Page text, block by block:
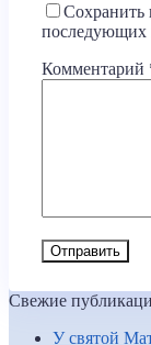
Сохранить
последующих
Комментарий
Свежие
У святой